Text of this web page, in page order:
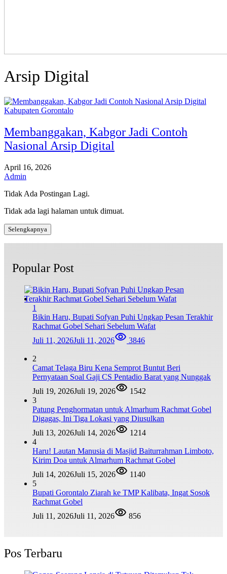
Arsip Digital
Kabupaten Gorontalo
Membanggakan, Kabgor Jadi Contoh
Nasional Arsip Digital
April 16, 2026
Admin
Tidak Ada Postingan Lagi.
Tidak ada lagi halaman untuk dimuat.
Selengkapnya
Popular Post
1
Bikin Haru, Bupati Sofyan Puhi Ungkap Pesan Terakhir
Rachmat Gobel Sehari Sebelum Wafat
Juli 11, 2026Juli 11, 2026 3846
2
Camat Telaga Biru Kena Semprot Buntut Beri
Pernyataan Soal Gaji CS Pentadio Barat yang Nunggak
Juli 19, 2026Juli 19, 2026
1542
3
Patung Penghormatan untuk Almarhum Rachmat Gobel
Digagas, Ini Tiga Lokasi yang Diusulkan
Juli 13, 2026Juli 14, 2026
1214
4
Haru! Lautan Manusia di Masjid Baiturrahman Limboto,
Kirim Doa untuk Almarhum Rachmat Gobel
Juli 14, 2026Juli 15, 2026
1140
5
Bupati Gorontalo Ziarah ke TMP Kalibata, Ingat Sosok
Rachmat Gobel
Juli 11, 2026Juli 11, 2026 856
Pos Terbaru